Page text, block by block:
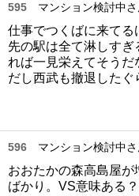
595 マンション検討中さ
仕事でつくばに来て
先の駅は全て淋しす
れば一見栄えてそう
だし西武も撤退したぐ
596 マンション検討中さ
おおたかの森高島屋が
ばかり。VS意味ある？